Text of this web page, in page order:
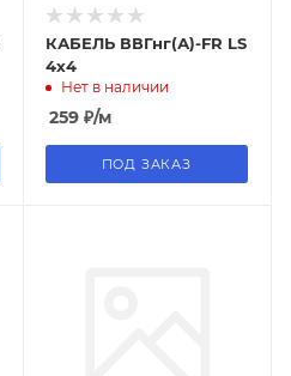
КАБЕЛЬ ВВГнг(А)-FR LS
4х4
Нет в наличии
259₽/м
ПОД ЗАКАЗ